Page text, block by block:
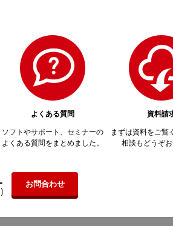
よくある質問
ソフトやサポート、セミナーの
よくある質問をまとめました。
資料請
まずは資料をご覧
相談もどうぞお
お問合わせ